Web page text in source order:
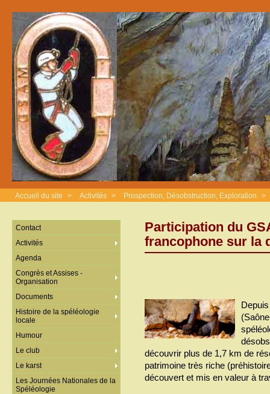
Accueil du site > Activités > Prospection, Désobstruction, Exploration >
Participation du
francophone sur la
découvrir plus de 1,7 km de
patrimoine très riche
découvert et mis en valeur à
Contact
Activités
Agenda
Congrès et Assises -
Organisation
Documents
Histoire de la spéléologie
locale
Humour
Le club
Le karst
Les Journées Nationales de la
Spéléologie